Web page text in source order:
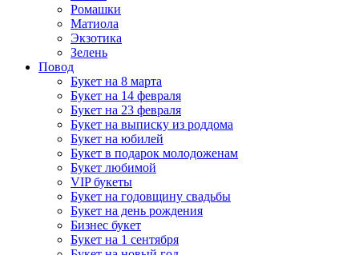
Ромашки
Матиола
Экзотика
Зелень
Повод
Букет на 8 марта
Букет на 14 февраля
Букет на 23 февраля
Букет на выписку из роддома
Букет на юбилей
Букет в подарок молодоженам
Букет любимой
VIP букеты
Букет на годовщину свадьбы
Букет на день рождения
Бизнес букет
Букет на 1 сентября